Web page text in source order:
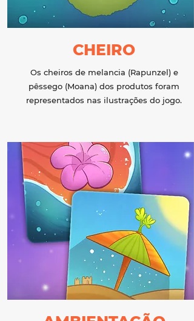
CHEIRO
Os cheiros de melancia (Rapunzel) e
pêssego (Moana) dos produtos foram
representados nas ilustrações do jogo.